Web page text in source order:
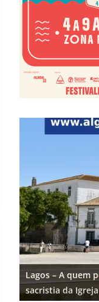
Lagos – A quem
sacristia da